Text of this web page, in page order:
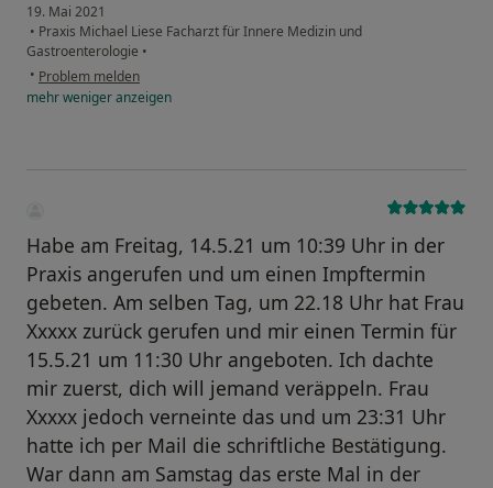
19. Mai 2021
• Praxis Michael Liese Facharzt für Innere Medizin und
Gastroenterologie •
• Problem melden
mehrwenigeranzeigen
Habe am Freitag, 14.5.21 um 10:39 Uhr in der
Praxis angerufen und um einen Impftermin
gebeten. Am selben Tag, um 22.18 Uhr hat Frau
Xxxxx zurück gerufen und mir einen Termin für
15.5.21 um 11:30 Uhr angeboten. Ich dachte
mir zuerst, dich will jemand veräppeln. Frau
Xxxxx jedoch verneinte das und um 23:31 Uhr
hatte ich per Mail die schriftliche Bestätigung.
War dann am Samstag das erste Mal in der